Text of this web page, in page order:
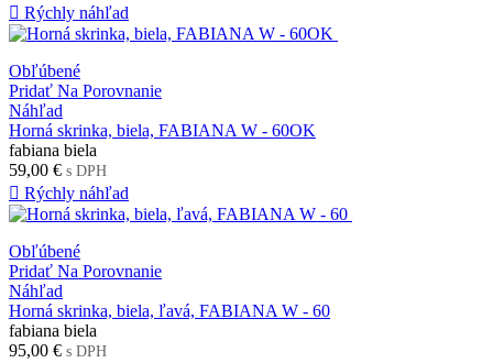
 Rýchly náhľad
Obľúbené
Pridať Na Porovnanie
Náhľad
Horná skrinka, biela, FABIANA W - 60OK
fabiana biela
59,00 € s DPH
 Rýchly náhľad
Obľúbené
Pridať Na Porovnanie
Náhľad
Horná skrinka, biela, ľavá, FABIANA W - 60
fabiana biela
95,00 € s DPH